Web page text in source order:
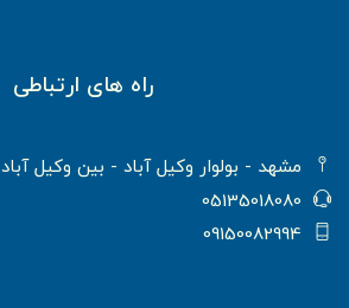
راه های ارتباطی
مشهد - بولوار وکیل آباد - بین وکیل آباد 65 و 67 پلاک 975
05135018080
09150082994